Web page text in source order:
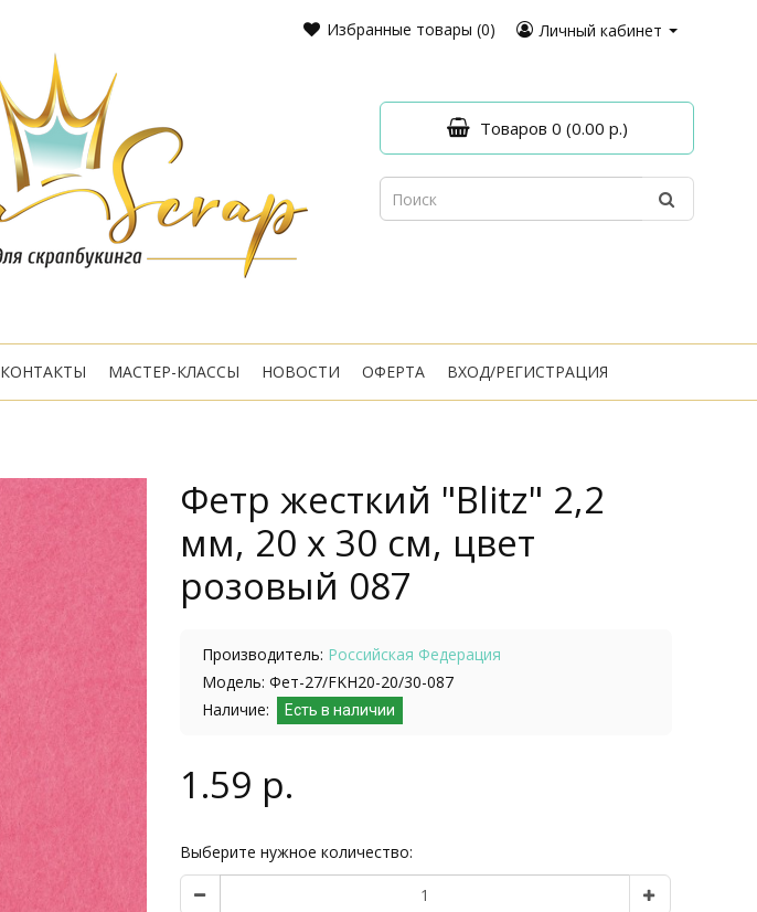
Избранные товары (0) Личный кабинет
Товаров 0 (0.00 р.)
КОНТАКТЫ МАСТЕР-КЛАССЫ НОВОСТИ ОФЕРТА ВХОД/РЕГИСТРАЦИЯ
Фетр жесткий "Blitz" 2,2
мм, 20 х 30 см, цвет
розовый 087
Производитель: Российская Федерация
Модель: Фет-27/FKH20-20/30-087
Наличие:
Есть в наличии
1.59 р.
Выберите нужное количество: